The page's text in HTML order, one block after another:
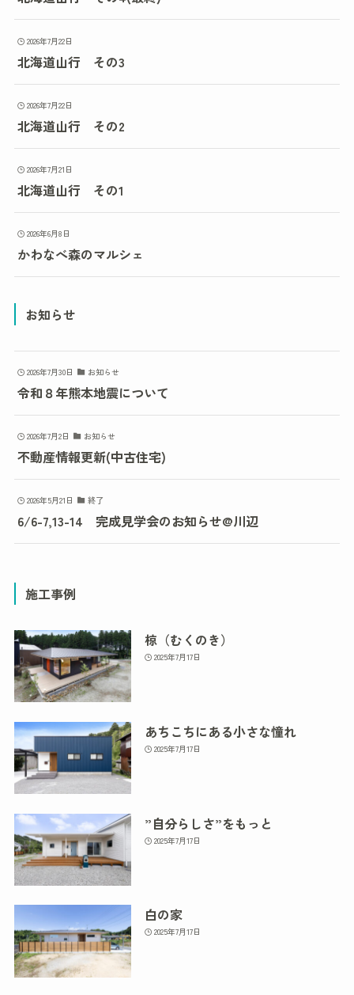
2026年7月22日
北海道山行 その3
2026年7月22日
北海道山行 その2
2026年7月21日
北海道山行 その1
2026年6月8日
かわなべ森のマルシェ
お知らせ
2026年7月30日 お知らせ
令和８年熊本地震について
2026年7月2日 お知らせ
不動産情報更新(中古住宅)
2026年5月21日 終了
6/6-7,13-14 完成見学会のお知らせ@川辺
施工事例
椋（むくのき）
2025年7月17日
あちこちにある小さな憧れ
2025年7月17日
”自分らしさ”をもっと
2025年7月17日
白の家
2025年7月17日